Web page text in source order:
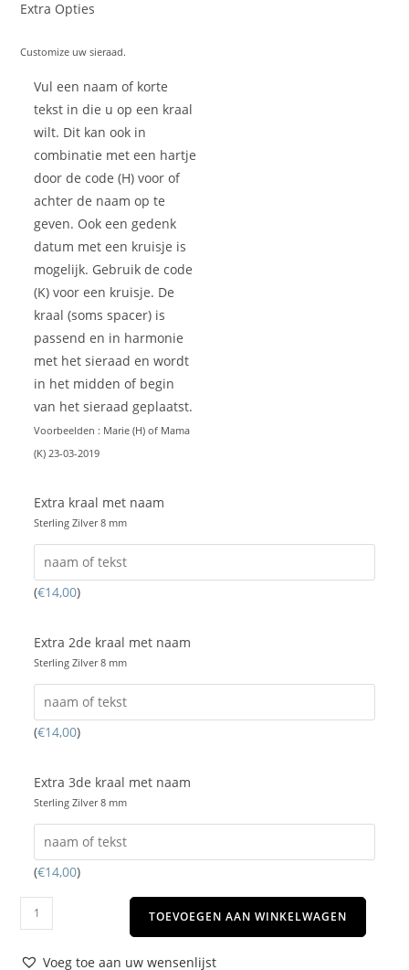
Extra Opties
Customize uw sieraad.
Vul een naam of korte
tekst in die u op een kraal
wilt. Dit kan ook in
combinatie met een hartje
door de code (H) voor of
achter de naam op te
geven. Ook een gedenk
datum met een kruisje is
mogelijk. Gebruik de code
(K) voor een kruisje. De
kraal (soms spacer) is
passend en in harmonie
met het sieraad en wordt
in het midden of begin
van het sieraad geplaatst.
Voorbeelden : Marie (H) of Mama
(K) 23-03-2019
Extra kraal met naam
Sterling Zilver 8 mm
(€14,00)
Extra 2de kraal met naam
Sterling Zilver 8 mm
(€14,00)
Extra 3de kraal met naam
Sterling Zilver 8 mm
(€14,00)
TOEVOEGEN AAN WINKELWAGEN
Voeg toe aan uw wensenlijst